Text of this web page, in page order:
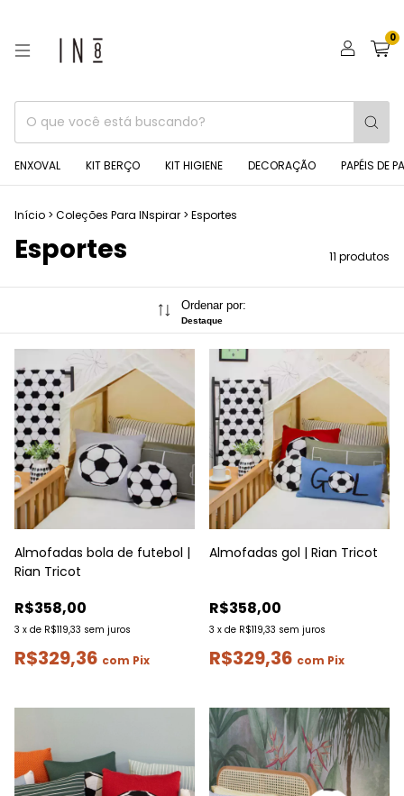
0
ENXOVAL KIT BERÇO KIT HIGIENE DECORAÇÃO PAPÉIS DE
Início > Coleções Para INspirar > Esportes
Esportes 11 produtos
Ordenar por:
Destaque
Almofadas bola de futebol |
Rian Tricot
R$358,00
3 x de R$119,33 sem juros
R$329,36 com Pix
Almofadas gol | Rian Tricot
R$358,00
3 x de R$119,33 sem juros
R$329,36 com Pix